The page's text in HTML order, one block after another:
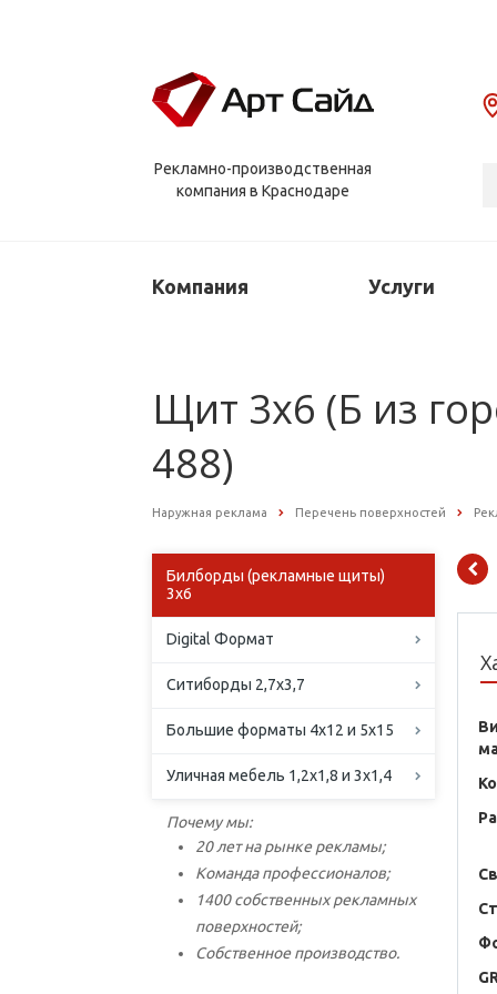
Рекламно-производственная
компания в Краснодаре
Компания Услуги
Щит 3х6 (Б из
488)
Наружная реклама Перечень поверхностей
Билборды (рекламные щиты)
3х6
Digital Формат
Ситиборды 2,7х3,7
Большие форматы 4х12 и 5х15
Уличная мебель 1,2х1,8 и 3х1,4
Почему мы:
20 лет на рынке рекламы;
Команда профессионалов;
1400 собственных рекламных
поверхностей;
Собственное производство.